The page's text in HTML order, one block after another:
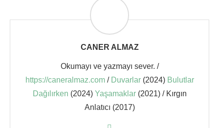
CANER ALMAZ
Okumayı ve yazmayı sever. /
https://caneralmaz.com/ Duvarlar (2024) Bulutlar
Dağılırken (2024) Yaşamaklar(2021) / Kırgın
Anlatıcı (2017)